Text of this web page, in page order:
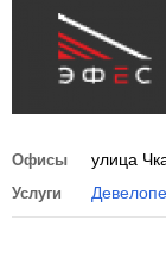
Офисы улица
Услуги